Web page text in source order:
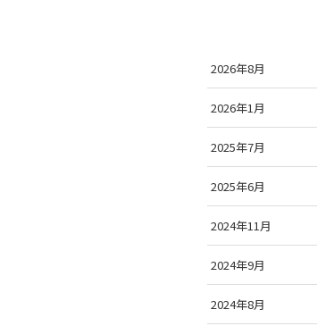
2026年8月
2026年1月
2025年7月
2025年6月
2024年11月
2024年9月
2024年8月